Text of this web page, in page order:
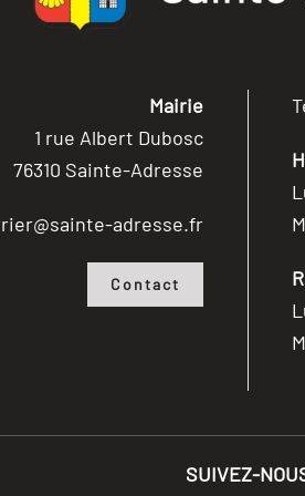
Mairie
1 rue Albert Dubosc
76310 Sainte-Adresse
adresse.fr
Contact
SUIVEZ-